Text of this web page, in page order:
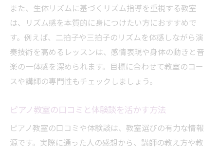
また、生体リズムに基づくリズム指導を重視する教室
は、リズム感を本質的に身につけたい方におすすめで
す。例えば、二拍子や三拍子のリズムを体感しながら演
奏技術を高めるレッスンは、感情表現や身体の動きと音
楽の一体感を深められます。目標に合わせて教室のコー
スや講師の専門性もチェックしましょう。
ピアノ教室の口コミと体験談を活かす方法
ピアノ教室の口コミや体験談は、教室選びの有力な情報
源です。実際に通った人の感想から、講師の教え方や教